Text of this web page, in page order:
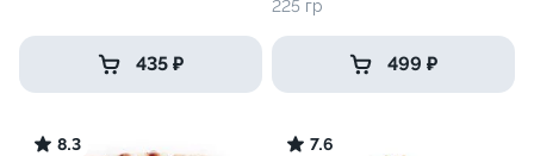
435 ₽
225 гр
499 ₽
8.3 7.6